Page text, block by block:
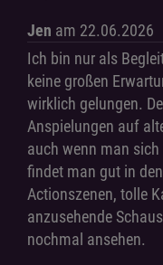
Jen am 22.06.2026
Ich bin nur als
keine großen
wirklich gelungen.
Anspielungen auf
auch wenn man
findet man gut in
Actionszenen, tolle
anzusehende
nochmal ansehen.